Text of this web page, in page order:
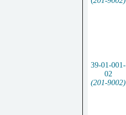
39-01-001-
02
(201-9002)